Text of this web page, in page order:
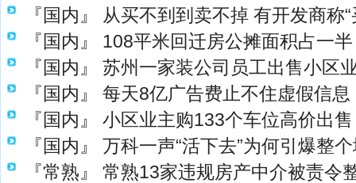
『国内』
从买不到到卖不掉 有开发商称
『国内』
108平米回迁房公摊面积占一
『国内』
苏州一家装公司员工出售小区
『国内』
每天8亿广告费止不住虚假信
『国内』
小区业主购133个车位高价出
『国内』
万科一声“活下去”为何引爆整
『常熟』
常熟13家违规房产中介被责令